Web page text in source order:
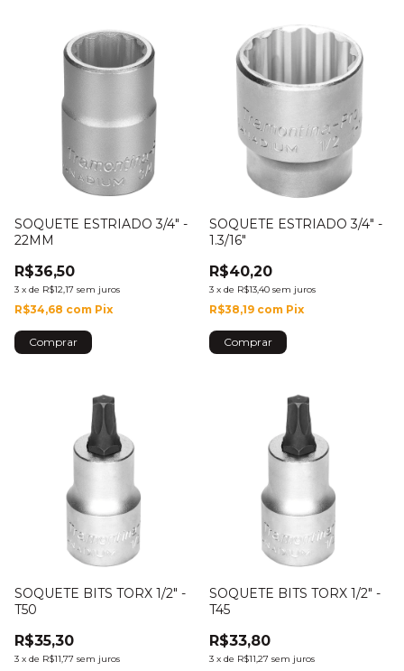
SOQUETE ESTRIADO 3/4" -
22MM
R$36,50
3 x de R$12,17 sem juros
R$34,68 com Pix
SOQUETE ESTRIADO 3/4" -
1.3/16"
R$40,20
3 x de R$13,40 sem juros
R$38,19 com Pix
SOQUETE BITS TORX 1/2" -
T50
R$35,30
3 x de R$11,77 sem juros
SOQUETE BITS TORX 1/2" -
T45
R$33,80
3 x de R$11,27 sem juros